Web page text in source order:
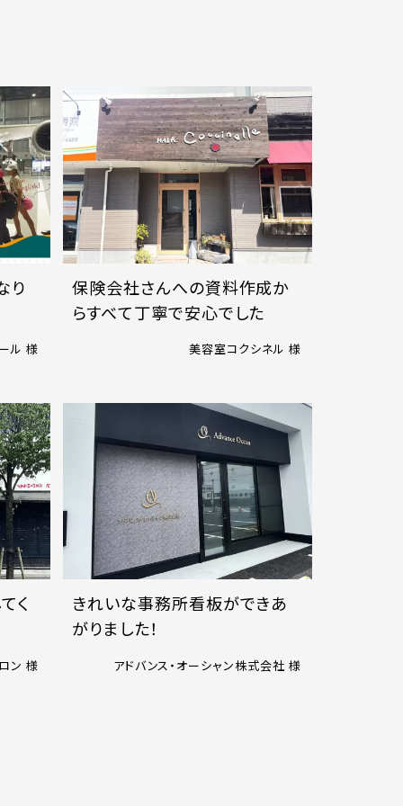
り
ル 様
保険会社さんへの資料作成か
らすべて丁寧で安心でした
美容室コクシネル 様
く
ン 様
きれいな事務所看板ができあ
がりました！
アドバンス・オーシャン株式会社 様